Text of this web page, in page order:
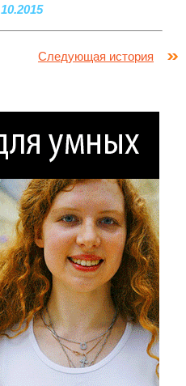
Следующая история